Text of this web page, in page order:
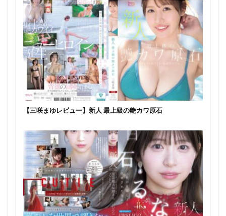
【三咲まゆレビュー】新人 最上級の艶カワ原石